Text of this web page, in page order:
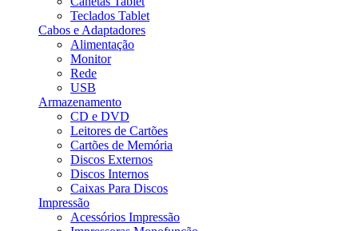
Teclados Tablet
Cabos e Adaptadores
Alimentação
Monitor
Rede
USB
Armazenamento
CD e DVD
Leitores de Cartões
Cartões de Memória
Discos Externos
Discos Internos
Caixas Para Discos
Impressão
Acessórios Impressão